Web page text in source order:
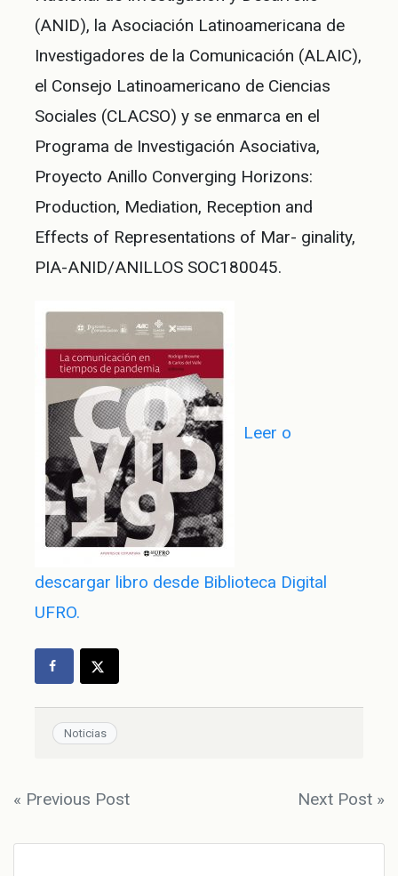
(ANID), la Asociación Latinoamericana de
Investigadores de la Comunicación (ALAIC),
el Consejo Latinoamericano de Ciencias
Sociales (CLACSO) y se enmarca en el
Programa de Investigación Asociativa,
Proyecto Anillo Converging Horizons:
Production, Mediation, Reception and
Effects of Representations of Mar- ginality,
PIA-ANID/ANILLOS SOC180045.
Leer o
descargar libro desde Biblioteca Digital
UFRO.
Noticias
Navegación
« Previous Post Next Post »